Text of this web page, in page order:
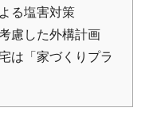
る塩害対策
慮した外構計画
は「家づくりプラ